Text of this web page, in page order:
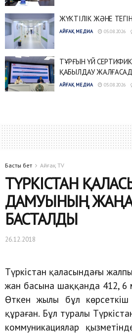
ЖҮКТІЛІК ЖӘНЕ
АЙҒАҚ МЕДИА 05.08.2026
ТҰРҒЫН ҮЙ
ҚАБЫЛДАУ
АЙҒАҚ МЕДИА 05.08.2026
Басты бет Айғақ TV
ТҮРКІСТАН
ДАМУЫНЫҢ ЖАҢА
БАСТАЛДЫ
26.12.2018
Түркістан қаласындағы
жан басына шаққанда 412, 6
Өткен жылы бұл
құраған. Бұл туралы
коммуникациялар